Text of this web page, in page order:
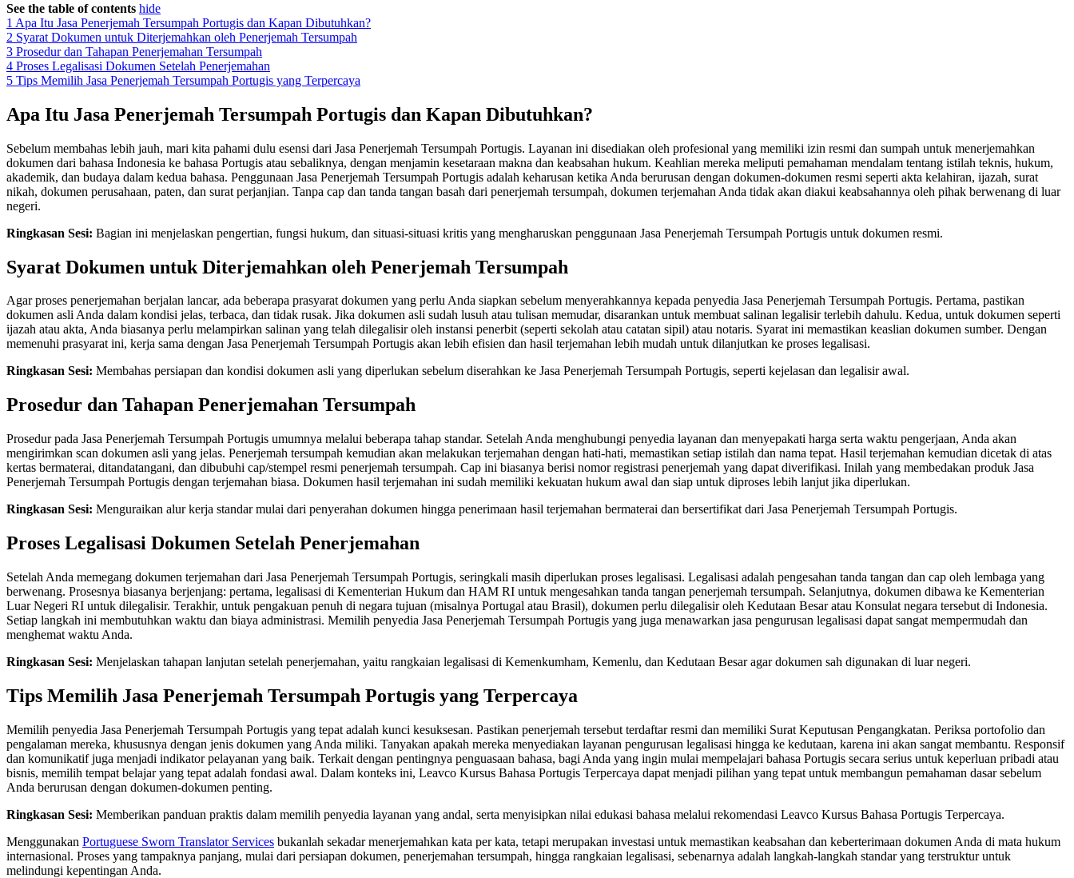
See the table of contents hide
1 Apa Itu Jasa Penerjemah Tersumpah Portugis dan Kapan Dibutuhkan?
2 Syarat Dokumen untuk Diterjemahkan oleh Penerjemah Tersumpah
3 Prosedur dan Tahapan Penerjemahan Tersumpah
4 Proses Legalisasi Dokumen Setelah Penerjemahan
5 Tips Memilih Jasa Penerjemah Tersumpah Portugis yang Terpercaya
Apa Itu Jasa Penerjemah Tersumpah Portugis dan Kapan Dibutuhkan?
Sebelum membahas lebih jauh, mari kita pahami dulu esensi dari Jasa Penerjemah Tersumpah Portugis. Layanan ini disediakan oleh profesional yang memiliki izin resmi dan sumpah untuk menerjemahkan
dokumen dari bahasa Indonesia ke bahasa Portugis atau sebaliknya, dengan menjamin kesetaraan makna dan keabsahan hukum. Keahlian mereka meliputi pemahaman mendalam tentang istilah teknis, hukum,
akademik, dan budaya dalam kedua bahasa. Penggunaan Jasa Penerjemah Tersumpah Portugis adalah keharusan ketika Anda berurusan dengan dokumen-dokumen resmi seperti akta kelahiran, ijazah, surat
nikah, dokumen perusahaan, paten, dan surat perjanjian. Tanpa cap dan tanda tangan basah dari penerjemah tersumpah, dokumen terjemahan Anda tidak akan diakui keabsahannya oleh pihak berwenang di luar
negeri.
Ringkasan Sesi: Bagian ini menjelaskan pengertian, fungsi hukum, dan situasi-situasi kritis yang mengharuskan penggunaan Jasa Penerjemah Tersumpah Portugis untuk dokumen resmi.
Syarat Dokumen untuk Diterjemahkan oleh Penerjemah Tersumpah
Agar proses penerjemahan berjalan lancar, ada beberapa prasyarat dokumen yang perlu Anda siapkan sebelum menyerahkannya kepada penyedia Jasa Penerjemah Tersumpah Portugis. Pertama, pastikan
dokumen asli Anda dalam kondisi jelas, terbaca, dan tidak rusak. Jika dokumen asli sudah lusuh atau tulisan memudar, disarankan untuk membuat salinan legalisir terlebih dahulu. Kedua, untuk dokumen seperti
ijazah atau akta, Anda biasanya perlu melampirkan salinan yang telah dilegalisir oleh instansi penerbit (seperti sekolah atau catatan sipil) atau notaris. Syarat ini memastikan keaslian dokumen sumber. Dengan
memenuhi prasyarat ini, kerja sama dengan Jasa Penerjemah Tersumpah Portugis akan lebih efisien dan hasil terjemahan lebih mudah untuk dilanjutkan ke proses legalisasi.
Ringkasan Sesi: Membahas persiapan dan kondisi dokumen asli yang diperlukan sebelum diserahkan ke Jasa Penerjemah Tersumpah Portugis, seperti kejelasan dan legalisir awal.
Prosedur dan Tahapan Penerjemahan Tersumpah
Prosedur pada Jasa Penerjemah Tersumpah Portugis umumnya melalui beberapa tahap standar. Setelah Anda menghubungi penyedia layanan dan menyepakati harga serta waktu pengerjaan, Anda akan
mengirimkan scan dokumen asli yang jelas. Penerjemah tersumpah kemudian akan melakukan terjemahan dengan hati-hati, memastikan setiap istilah dan nama tepat. Hasil terjemahan kemudian dicetak di atas
kertas bermaterai, ditandatangani, dan dibubuhi cap/stempel resmi penerjemah tersumpah. Cap ini biasanya berisi nomor registrasi penerjemah yang dapat diverifikasi. Inilah yang membedakan produk Jasa
Penerjemah Tersumpah Portugis dengan terjemahan biasa. Dokumen hasil terjemahan ini sudah memiliki kekuatan hukum awal dan siap untuk diproses lebih lanjut jika diperlukan.
Ringkasan Sesi: Menguraikan alur kerja standar mulai dari penyerahan dokumen hingga penerimaan hasil terjemahan bermaterai dan bersertifikat dari Jasa Penerjemah Tersumpah Portugis.
Proses Legalisasi Dokumen Setelah Penerjemahan
Setelah Anda memegang dokumen terjemahan dari Jasa Penerjemah Tersumpah Portugis, seringkali masih diperlukan proses legalisasi. Legalisasi adalah pengesahan tanda tangan dan cap oleh lembaga yang
berwenang. Prosesnya biasanya berjenjang: pertama, legalisasi di Kementerian Hukum dan HAM RI untuk mengesahkan tanda tangan penerjemah tersumpah. Selanjutnya, dokumen dibawa ke Kementerian
Luar Negeri RI untuk dilegalisir. Terakhir, untuk pengakuan penuh di negara tujuan (misalnya Portugal atau Brasil), dokumen perlu dilegalisir oleh Kedutaan Besar atau Konsulat negara tersebut di Indonesia.
Setiap langkah ini membutuhkan waktu dan biaya administrasi. Memilih penyedia Jasa Penerjemah Tersumpah Portugis yang juga menawarkan jasa pengurusan legalisasi dapat sangat mempermudah dan
menghemat waktu Anda.
Ringkasan Sesi: Menjelaskan tahapan lanjutan setelah penerjemahan, yaitu rangkaian legalisasi di Kemenkumham, Kemenlu, dan Kedutaan Besar agar dokumen sah digunakan di luar negeri.
Tips Memilih Jasa Penerjemah Tersumpah Portugis yang Terpercaya
Memilih penyedia Jasa Penerjemah Tersumpah Portugis yang tepat adalah kunci kesuksesan. Pastikan penerjemah tersebut terdaftar resmi dan memiliki Surat Keputusan Pengangkatan. Periksa portofolio dan
pengalaman mereka, khususnya dengan jenis dokumen yang Anda miliki. Tanyakan apakah mereka menyediakan layanan pengurusan legalisasi hingga ke kedutaan, karena ini akan sangat membantu. Responsif
dan komunikatif juga menjadi indikator pelayanan yang baik. Terkait dengan pentingnya penguasaan bahasa, bagi Anda yang ingin mulai mempelajari bahasa Portugis secara serius untuk keperluan pribadi atau
bisnis, memilih tempat belajar yang tepat adalah fondasi awal. Dalam konteks ini, Leavco Kursus Bahasa Portugis Terpercaya dapat menjadi pilihan yang tepat untuk membangun pemahaman dasar sebelum
Anda berurusan dengan dokumen-dokumen penting.
Ringkasan Sesi: Memberikan panduan praktis dalam memilih penyedia layanan yang andal, serta menyisipkan nilai edukasi bahasa melalui rekomendasi Leavco Kursus Bahasa Portugis Terpercaya.
Menggunakan Portuguese Sworn Translator Services bukanlah sekadar menerjemahkan kata per kata, tetapi merupakan investasi untuk memastikan keabsahan dan keberterimaan dokumen Anda di mata hukum
internasional. Proses yang tampaknya panjang, mulai dari persiapan dokumen, penerjemahan tersumpah, hingga rangkaian legalisasi, sebenarnya adalah langkah-langkah standar yang terstruktur untuk
melindungi kepentingan Anda.